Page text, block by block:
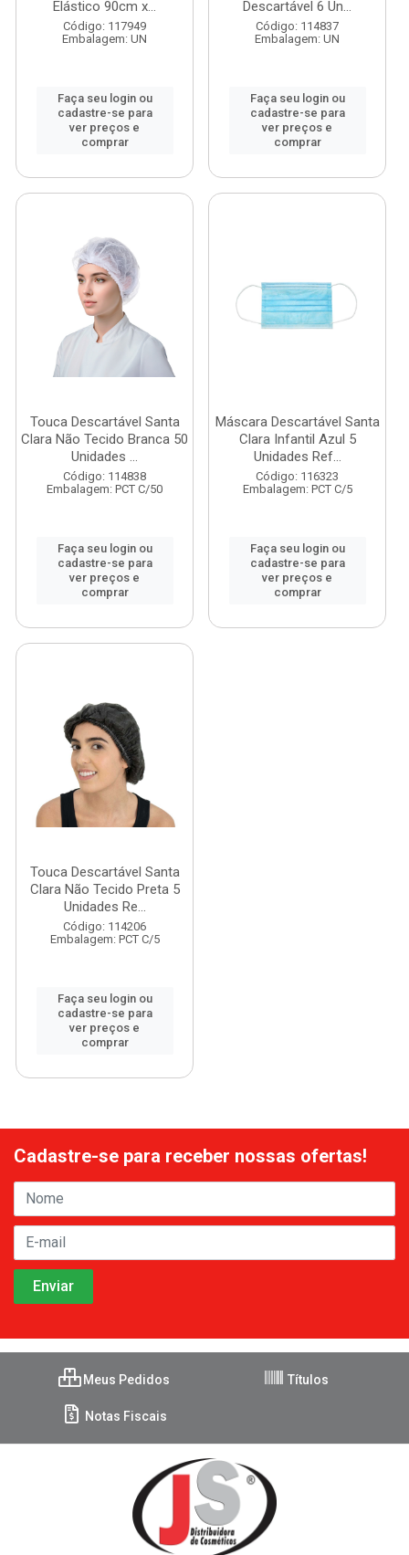
Elástico 90cm x...
Código: 117949
Embalagem: UN
Faça seu login ou
cadastre-se para
ver preços e
comprar
Descartável 6 Un...
Código: 114837
Embalagem: UN
Faça seu login ou
cadastre-se para
ver preços e
comprar
Touca Descartável Santa
Clara Não Tecido Branca 50
Unidades ...
Código: 114838
Embalagem: PCT C/50
Faça seu login ou
cadastre-se para
ver preços e
comprar
Máscara Descartável Santa
Clara Infantil Azul 5
Unidades Ref...
Código: 116323
Embalagem: PCT C/5
Faça seu login ou
cadastre-se para
ver preços e
comprar
Touca Descartável Santa
Clara Não Tecido Preta 5
Unidades Re...
Código: 114206
Embalagem: PCT C/5
Faça seu login ou
cadastre-se para
ver preços e
comprar
Cadastre-se para receber nossas ofertas!
Meus Pedidos Títulos
Notas Fiscais